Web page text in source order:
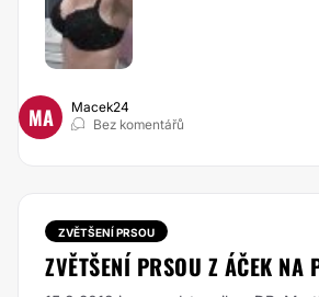
MA
Macek24
Bez komentářů
ZVĚTŠENÍ PRSOU
ZVĚTŠENÍ PRSOU Z ÁČEK NA